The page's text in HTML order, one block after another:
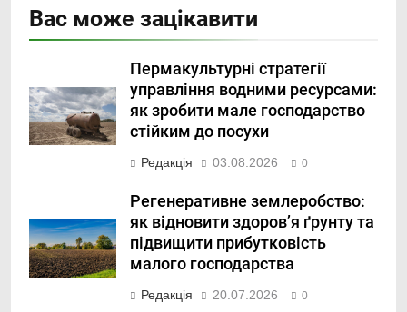
Вас може зацікавити
Пермакультурні стратегії
управління водними ресурсами:
як зробити мале господарство
стійким до посухи
Редакція 03.08.2026 0
Регенеративне землеробство:
як відновити здоров’я ґрунту та
підвищити прибутковість
малого господарства
Редакція 20.07.2026 0